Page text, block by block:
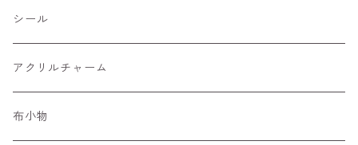
カード
レターセット
マスキングテープ
シール
アクリルチャーム
布小物